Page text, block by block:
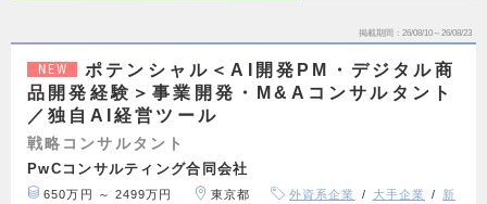
掲載期間 26/08/10～26/08/23
NEW
ポテンシャル＜AI開発PM・デジタル商
品開発経験＞事業開発・M&Aコンサルタント
／独自AI経営ツール
戦略コンサルタント
PwCコンサルティング合同会社
650万円 ～ 2499万円 東京都 外資系企業 大手企業
新